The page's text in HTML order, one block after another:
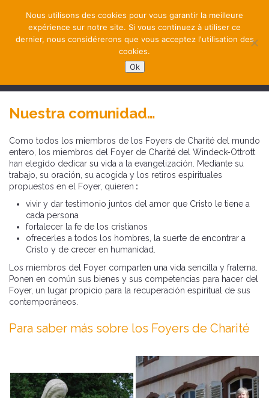
Nuestra comunidad…
Como todos los miembros de los Foyers de Charité del mundo
entero, los miembros del Foyer de Charité del Windeck-Ottrott
han elegido dedicar su vida a la evangelización. Mediante su
trabajo, su oración, su acogida y los retiros espirituales
propuestos en el Foyer, quieren :
vivir y dar testimonio juntos del amor que Cristo le tiene a
cada persona
fortalecer la fe de los cristianos
ofrecerles a todos los hombres, la suerte de encontrar a
Cristo y de crecer en humanidad.
Los miembros del Foyer comparten una vida sencilla y fraterna.
Ponen en común sus bienes y sus competencias para hacer del
Foyer, un lugar propicio para la recuperación espiritual de sus
contemporáneos.
Para saber más sobre los Foyers de Charité
Nous utilisons des cookies pour vous garantir la meilleure
expérience sur notre site. Si vous continuez à utiliser ce
dernier, nous considérerons que vous acceptez l'utilisation des
cookies.
Ok